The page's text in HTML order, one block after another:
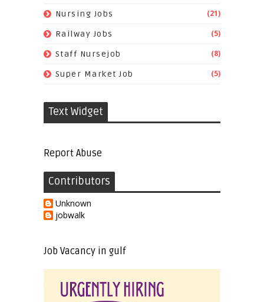
Nursing Jobs (21)
Railway Jobs (5)
Staff Nursejob (8)
Super Market Job (5)
Text Widget
Report Abuse
Contributors
Unknown
jobwalk
Job Vacancy in gulf